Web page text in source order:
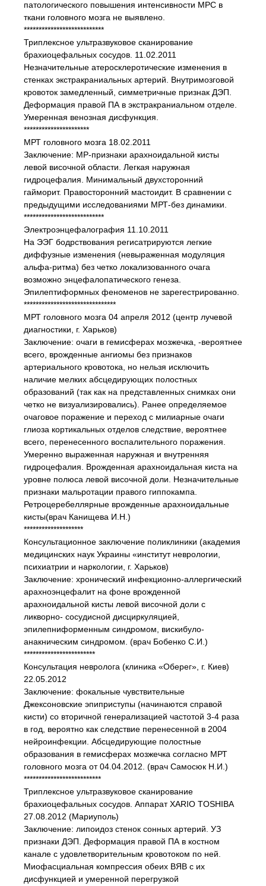
патологического повышения интенсивности МРС в
ткани головного мозга не выявлено.
***************************
Триплексное ультразвуковое сканирование
брахиоцефальных сосудов. 11.02.2011
Незначительные атеросклеротические изменения в
стенках экстракраниальных артерий. Внутримозговой
кровоток замедленный, симметричные признак ДЭП.
Деформация правой ПА в экстракраниальном отделе.
Умеренная венозная дисфункция.
**********************
МРТ головного мозга 18.02.2011
Заключение: МР-признаки арахноидальной кисты
левой височной области. Легкая наружная
гидроцефалия. Минимальный двухсторонний
гайморит. Правосторонний мастоидит. В сравнении с
предыдущими исследованиями МРТ-без динамики.
***************************
Электроэнцефалография 11.10.2011
На ЭЭГ бодрствования регисатрируются легкие
диффузные изменения (невыраженная модуляция
альфа-ритма) без четко локализованного очага
возможно энцефалопатического генеза.
Эпилептиформных феноменов не зарегестрированно.
*******************************
МРТ головного мозга 04 апреля 2012 (центр лучевой
диагностики, г. Харьков)
Заключение: очаги в гемисферах мозжечка, -вероятнее
всего, врожденные ангиомы без признаков
артериального кровотока, но нельзя исключить
наличие мелких абсцедирующих полостных
образований (так как на представленных снимках они
четко не визуализировались). Ранее определяемое
очаговое поражение и переход с милиарные очаги
глиоза кортикальных отделов следствие, вероятнее
всего, перенесенного воспалительного поражения.
Умеренно выраженная наружная и внутренняя
гидроцефалия. Врожденная арахноидальная киста на
уровне полюса левой височной доли. Незначительные
признаки мальротации правого гиппокампа.
Ретроцеребеллярные врожденные арахноидальные
кисты(врач Канищева И.Н.)
********************
Консультационное заключение поликлиники (академия
медицинских наук Украины «институт неврологии,
психиатрии и наркологии, г. Харьков)
Заключение: хронический инфекционно-аллергический
арахноэнцефалит на фоне врожденной
арахноидальной кисты левой височной доли с
ликворно- сосудисной дисциркуляцией,
эпилепниформенным синдромом, вискибуло-
анакническим синдромом. (врач Бобенко С.И.)
************************
Консультация невролога (клиника «Оберег», г. Киев)
22.05.2012
Заключение: фокальные чувствительные
Джексоновские эпиприступы (начинаются справой
кисти) со вторичной генерализацией частотой 3-4 раза
в год, вероятно как следствие перенесенной в 2004
нейроинфекции. Абсцедирующие полостные
образования в гемисферах мозжечка согласно МРТ
головного мозга от 04.04.2012. (врач Самосюк Н.И.)
**************************
Триплексное ультразвуковое сканирование
брахиоцефальных сосудов. Аппарат XARIO TOSHIBA
27.08.2012 (Мариуполь)
Заключение: липоидоз стенок сонных артерий. УЗ
признаки ДЭП. Деформация правой ПА в костном
канале с удовлетворительным кровотоком по ней.
Миофасциальная компрессия обеих ВЯВ с их
дисфункцией и умеренной перегрузкой